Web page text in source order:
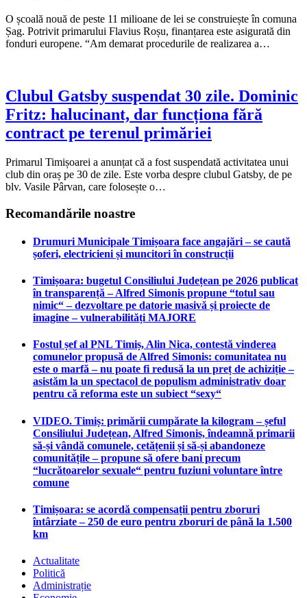
O școală nouă de peste 11 milioane de lei se construiește în comuna
Șag. Potrivit primarului Flavius Roșu, finanțarea este asigurată din
fonduri europene. “Am demarat procedurile de realizarea a…
Clubul Gatsby suspendat 30 zile. Dominic
Fritz: halucinant, dar funcționa fără
contract pe terenul primăriei
Primarul Timișoarei a anunțat că a fost suspendată activitatea unui
club din oraș pe 30 de zile. Este vorba despre clubul Gatsby, de pe
blv. Vasile Pârvan, care folosește o…
Recomandările noastre
Drumuri Municipale Timișoara face angajări – se caută
șoferi, electricieni și muncitori în construcții
Timișoara: bugetul Consiliului Județean pe 2026 publicat
în transparență – Alfred Simonis propune “totul sau
nimic“ – dezvoltare pe datorie masivă și proiecte de
imagine – vulnerabilități MAJORE
Fostul șef al PNL Timiș, Alin Nica, contestă vinderea
comunelor propusă de Alfred Simonis: comunitatea nu
este o marfă – nu poate fi redusă la un preț de achiziție –
asistăm la un spectacol de populism administrativ doar
pentru că reforma este un subiect “sexy“
VIDEO. Timiș: primării cumpărate la kilogram – șeful
Consiliului Județean, Alfred Simonis, îndeamnă primarii
să-și vândă comunele, cetățenii și să-și abandoneze
comunitățile – propune să ofere bani precum
“lucrătoarelor sexuale“ pentru fuziuni voluntare între
comune
Timișoara: se acordă compensații pentru zboruri
întârziate – 250 de euro pentru zboruri de până la 1.500
km
Actualitate
Politică
Administrație